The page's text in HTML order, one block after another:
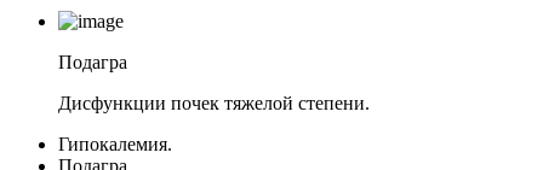
Подагра
Дисфункции почек тяжелой степени.
Гипокалемия.